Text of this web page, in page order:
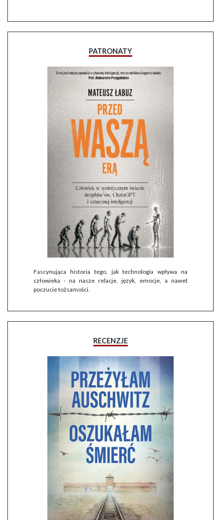
PATRONATY
Fascynująca historia tego, jak technologia wpływa na
człowieka - na nasze relacje, język, emocje, a nawet
poczucie tożsamości.
RECENZJE